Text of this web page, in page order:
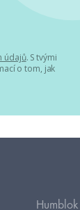
údajů. S tvými
o tom, jak
Humblok